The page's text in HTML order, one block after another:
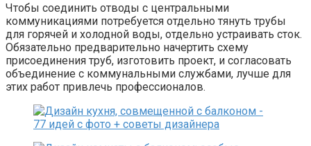
Чтобы соединить отводы с центральными
коммуникациями потребуется отдельно тянуть трубы
для горячей и холодной воды, отдельно устраивать сток.
Обязательно предварительно начертить схему
присоединения труб, изготовить проект, и согласовать
объединение с коммунальными службами, лучше для
этих работ привлечь профессионалов.